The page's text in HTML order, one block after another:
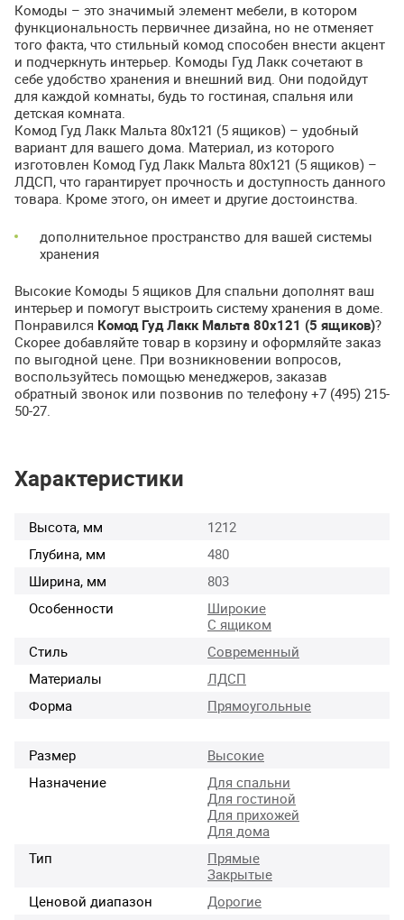
Комоды – это значимый элемент мебели, в котором
функциональность первичнее дизайна, но не отменяет
того факта, что стильный комод способен внести акцент
и подчеркнуть интерьер. Комоды Гуд Лакк сочетают в
себе удобство хранения и внешний вид. Они подойдут
для каждой комнаты, будь то гостиная, спальня или
детская комната.
Комод Гуд Лакк Мальта 80х121 (5 ящиков) – удобный
вариант для вашего дома. Материал, из которого
изготовлен Комод Гуд Лакк Мальта 80х121 (5 ящиков) –
ЛДСП, что гарантирует прочность и доступность данного
товара. Кроме этого, он имеет и другие достоинства.
дополнительное пространство для вашей системы
хранения
Высокие Комоды 5 ящиков Для спальни дополнят ваш
интерьер и помогут выстроить систему хранения в доме.
Понравился Комод Гуд Лакк Мальта 80х121 (5 ящиков)?
Скорее добавляйте товар в корзину и оформляйте заказ
по выгодной цене. При возникновении вопросов,
воспользуйтесь помощью менеджеров, заказав
обратный звонок или позвонив по телефону +7 (495) 215-
50-27.
Характеристики
Высота, мм
1212
Глубина, мм
480
Ширина, мм
803
Особенности
Широкие
С ящиком
Стиль
Современный
Материалы
ЛДСП
Форма
Прямоугольные
Размер
Высокие
Назначение
Для спальни
Для гостиной
Для прихожей
Для дома
Тип
Прямые
Закрытые
Ценовой диапазон
Дорогие